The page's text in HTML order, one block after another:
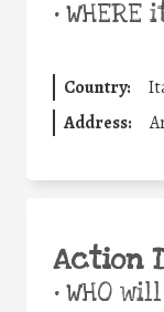
•
Country:
Address:
Action
•WHO